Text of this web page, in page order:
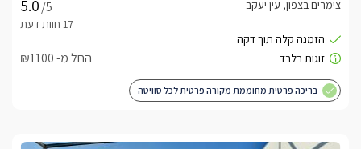
/5
צימרים בצפון, עין יעקב
החל מ- ₪1100
בריכה פרטית מחוממת מקורה פרטית לכל סוויטה